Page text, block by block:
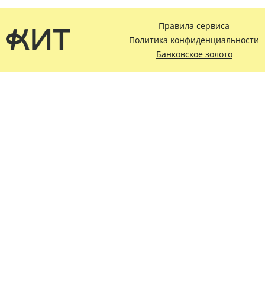
Правила сервиса
Политика конфиденциальности
Банковское золото